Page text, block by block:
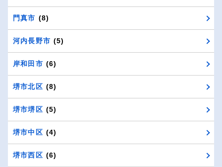
門真市 (8)
河内長野市 (5)
岸和田市 (6)
堺市北区 (8)
堺市堺区 (5)
堺市中区 (4)
堺市西区 (6)